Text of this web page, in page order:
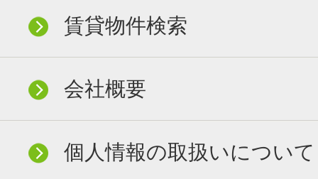
賃貸物件検索
会社概要
個人情報の取扱いについて